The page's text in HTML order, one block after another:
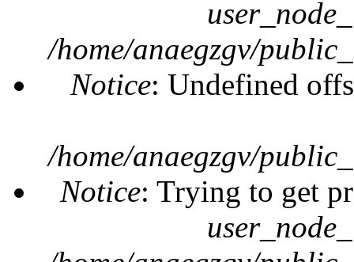
/home/anaegzgv/
Notice: Undefined
/home/anaegzgv/
Notice: Trying to get